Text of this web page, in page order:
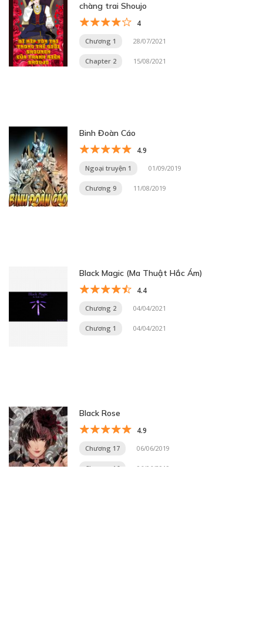
chàng trai Shoujo
4
Chương 1 28/07/2021
Chapter 2 15/08/2021
Binh Đoàn Cáo
4.9
Ngoại truyện 1 01/09/2019
Chương 9 11/08/2019
Black Magic (Ma Thuật Hắc Ám)
4.4
Chương 2 04/04/2021
Chương 1 04/04/2021
Black Rose
4.9
Chương 17 06/06/2019
Chương 16 06/06/2019